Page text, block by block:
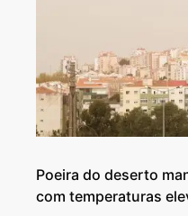
Poeira do deserto
com temperaturas